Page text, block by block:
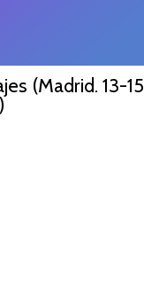
(Madrid. 13-15